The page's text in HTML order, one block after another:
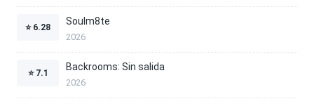
⭐ 6.28
Soulm8te
2026
⭐ 7.1
Backrooms: Sin salida
2026